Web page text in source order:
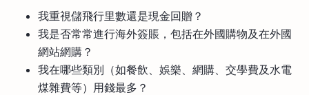
我重視儲飛行里數還是現金回贈？
我是否常常進行海外簽賬，包括在外國購物及在外國
網站網購？
我在哪些類別（如餐飲、娛樂、網購、交學費及水電
煤雜費等）用錢最多？